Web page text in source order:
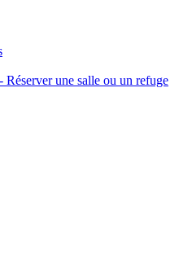
une salle ou un refuge